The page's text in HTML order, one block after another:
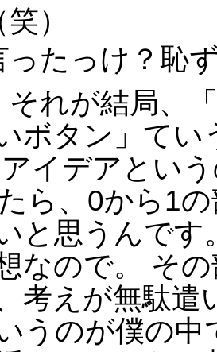
笑）
ったっけ？恥
それが結局、
ボタン」てい
イデアとい
ら、0から1
と思うんです
なので。 そ
考えが無駄遣
うのが僕の